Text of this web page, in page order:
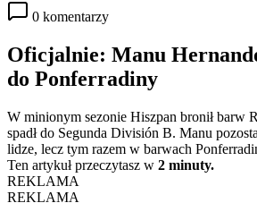
0 komentarzy
Oficjalnie: Manu
do Ponferradiny
W minionym sezonie Hiszpan bronił barw
spadł do Segunda División B. Manu
lidze, lecz tym razem w barwach
Ten artykuł przeczytasz w 2 minuty.
REKLAMA
REKLAMA